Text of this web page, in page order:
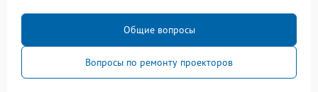
Общие вопросы
Вопросы по ремонту проекторов